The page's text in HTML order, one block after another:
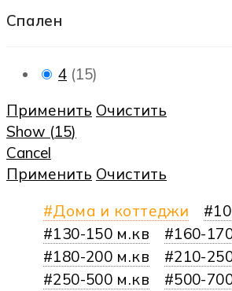
Спален
4 (15)
Применить Очистить
Show (15)
Cancel
Применить Очистить
Дома и коттеджи
130-150 м.кв
160-
180-200 м.кв
210-
250-500 м.кв
500-